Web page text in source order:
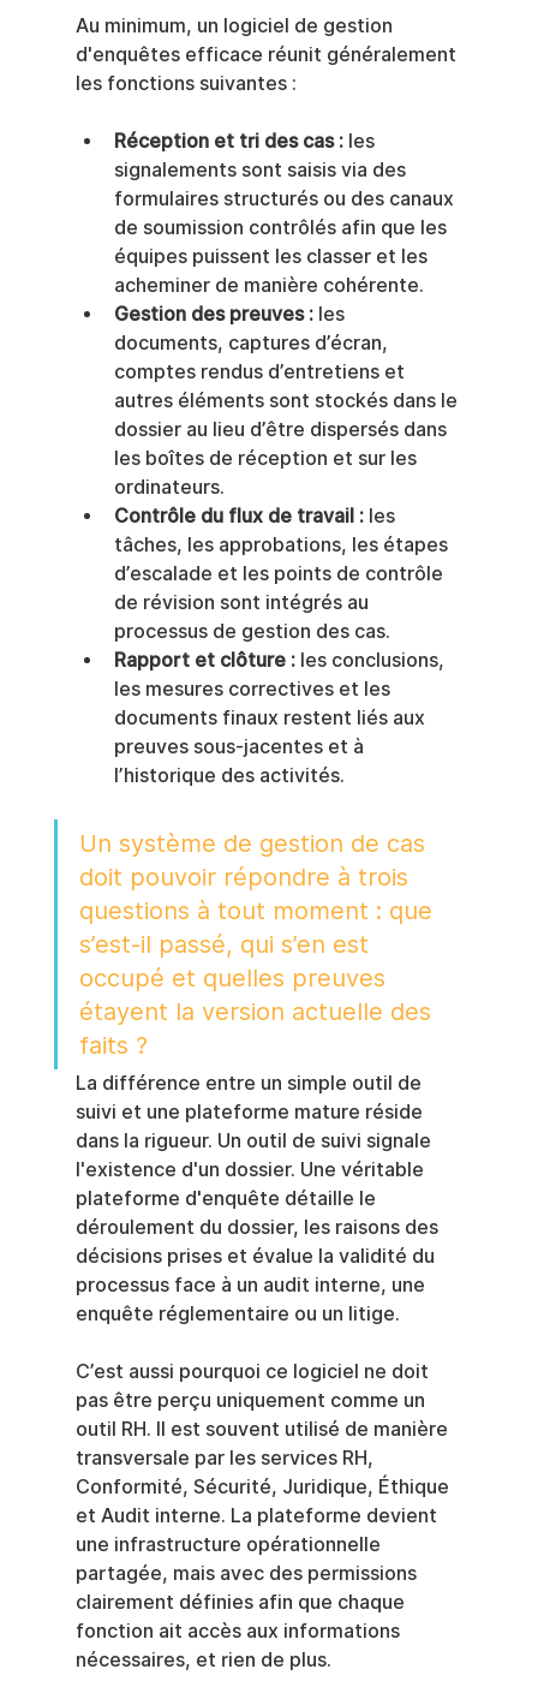
Au minimum, un logiciel de gestion
d'enquêtes efficace réunit généralement
les fonctions suivantes :
Réception et tri des cas : les
signalements sont saisis via des
formulaires structurés ou des canaux
de soumission contrôlés afin que les
équipes puissent les classer et les
acheminer de manière cohérente.
Gestion des preuves : les
documents, captures d’écran,
comptes rendus d’entretiens et
autres éléments sont stockés dans le
dossier au lieu d’être dispersés dans
les boîtes de réception et sur les
ordinateurs.
Contrôle du flux de travail : les
tâches, les approbations, les étapes
d’escalade et les points de contrôle
de révision sont intégrés au
processus de gestion des cas.
Rapport et clôture : les conclusions,
les mesures correctives et les
documents finaux restent liés aux
preuves sous-jacentes et à
l’historique des activités.
Un système de gestion de cas
doit pouvoir répondre à trois
questions à tout moment : que
s’est-il passé, qui s’en est
occupé et quelles preuves
étayent la version actuelle des
faits ?
La différence entre un simple outil de
suivi et une plateforme mature réside
dans la rigueur. Un outil de suivi signale
l'existence d'un dossier. Une véritable
plateforme d'enquête détaille le
déroulement du dossier, les raisons des
décisions prises et évalue la validité du
processus face à un audit interne, une
enquête réglementaire ou un litige.
C’est aussi pourquoi ce logiciel ne doit
pas être perçu uniquement comme un
outil RH. Il est souvent utilisé de manière
transversale par les services RH,
Conformité, Sécurité, Juridique, Éthique
et Audit interne. La plateforme devient
une infrastructure opérationnelle
partagée, mais avec des permissions
clairement définies afin que chaque
fonction ait accès aux informations
nécessaires, et rien de plus.